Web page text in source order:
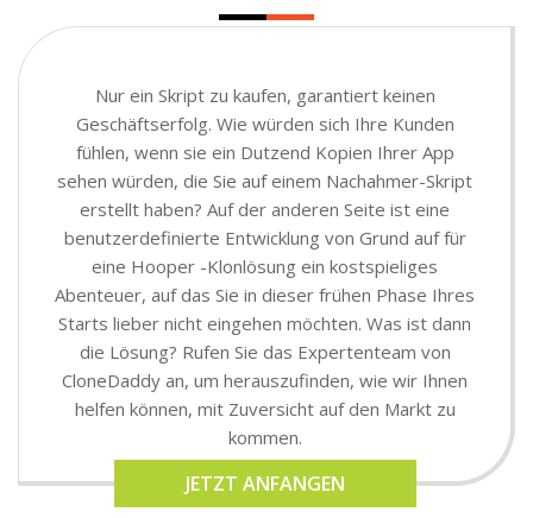
Nur ein Skript zu kaufen, garantiert keinen
Geschäftserfolg. Wie würden sich Ihre Kunden
fühlen, wenn sie ein Dutzend Kopien Ihrer App
sehen würden, die Sie auf einem Nachahmer-Skript
erstellt haben? Auf der anderen Seite ist eine
benutzerdefinierte Entwicklung von Grund auf für
eine Hooper -Klonlösung ein kostspieliges
Abenteuer, auf das Sie in dieser frühen Phase Ihres
Starts lieber nicht eingehen möchten. Was ist dann
die Lösung? Rufen Sie das Expertenteam von
CloneDaddy an, um herauszufinden, wie wir Ihnen
helfen können, mit Zuversicht auf den Markt zu
kommen.
JETZT ANFANGEN